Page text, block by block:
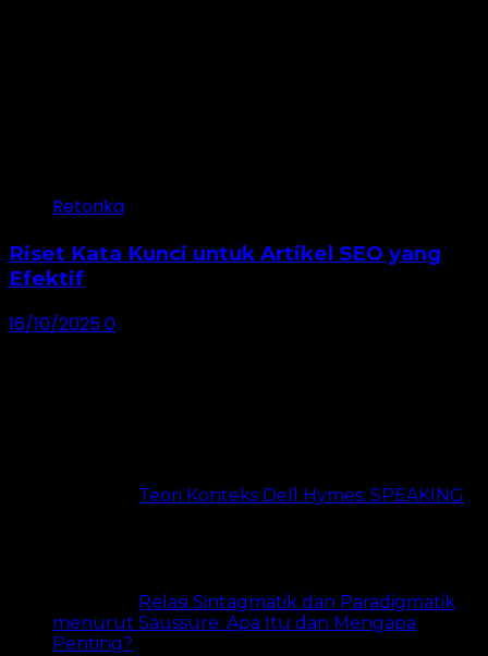
Retorika
Riset Kata Kunci untuk Artikel SEO yang
Efektif
16/10/20250
Teori Konteks Dell Hymes: SPEAKING
Relasi Sintagmatik dan Paradigmatik
menurut Saussure: Apa Itu dan Mengapa
Penting?